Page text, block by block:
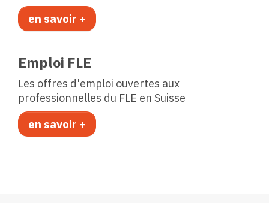
en savoir +
Emploi FLE
Les offres d'emploi ouvertes aux
professionnelles du FLE en Suisse
en savoir +